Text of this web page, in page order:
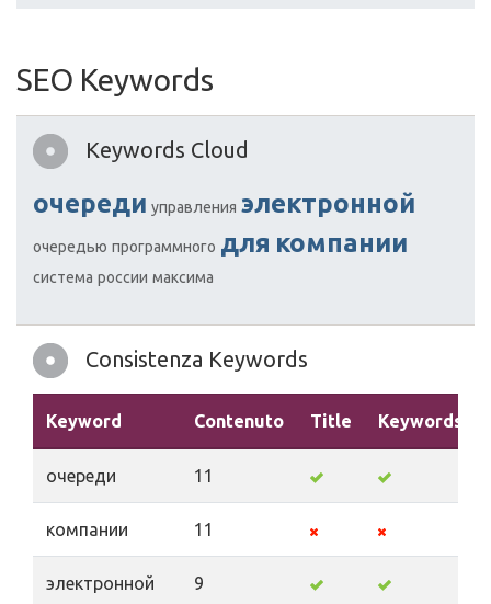
SEO Keywords
Keywords Cloud
очереди управления электронной
очередью программного для компании
система россии максима
Consistenza Keywords
Keyword Contenuto Title Keywords
очереди 11
компании 11
электронной 9